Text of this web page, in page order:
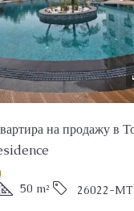
на продажу в
50 m² 26022-MT